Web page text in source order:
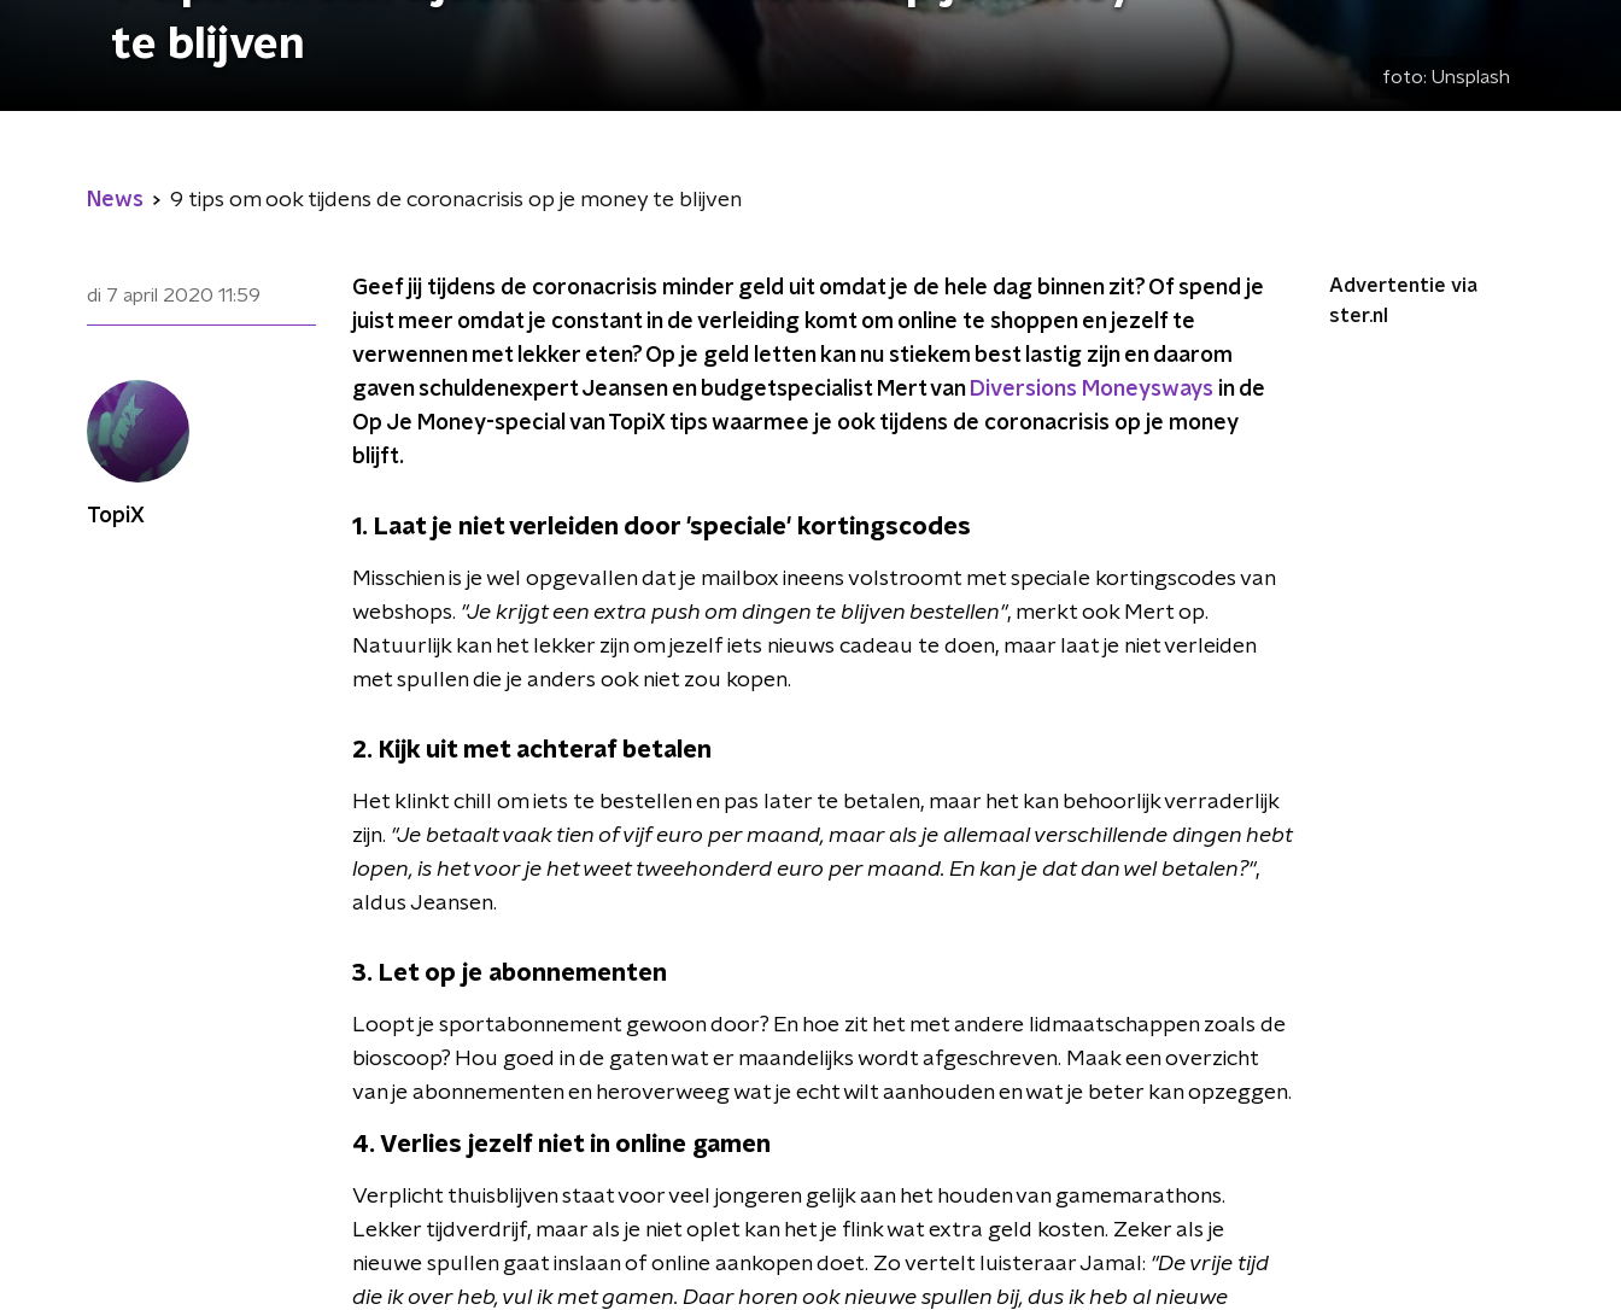
te blijven
foto: Unsplash
News 9 tips om ook tijdens de coronacrisis op je money te blijven
di 7 april 2020 11:59
Geef jij tijdens de coronacrisis minder geld uit omdat je de hele dag binnen zit? Of spend je
juist meer omdat je constant in de verleiding komt om online te shoppen en jezelf te
verwennen met lekker eten? Op je geld letten kan nu stiekem best lastig zijn en daarom
gaven schuldenexpert Jeansen en budgetspecialist Mert van Diversions Moneysways in de
Op Je Money-special van TopiX tips waarmee je ook tijdens de coronacrisis op je money
blijft.
1. Laat je niet verleiden door 'speciale' kortingscodes
Misschien is je wel opgevallen dat je mailbox ineens volstroomt met speciale kortingscodes van
webshops. "Je krijgt een extra push om dingen te blijven bestellen", merkt ook Mert op.
Natuurlijk kan het lekker zijn om jezelf iets nieuws cadeau te doen, maar laat je niet verleiden
met spullen die je anders ook niet zou kopen.
2. Kijk uit met achteraf betalen
Het klinkt chill om iets te bestellen en pas later te betalen, maar het kan behoorlijk verraderlijk
zijn. "Je betaalt vaak tien of vijf euro per maand, maar als je allemaal verschillende dingen hebt
lopen, is het voor je het weet tweehonderd euro per maand. En kan je dat dan wel betalen?",
aldus Jeansen.
3. Let op je abonnementen
Loopt je sportabonnement gewoon door? En hoe zit het met andere lidmaatschappen zoals de
bioscoop? Hou goed in de gaten wat er maandelijks wordt afgeschreven. Maak een overzicht
van je abonnementen en heroverweeg wat je echt wilt aanhouden en wat je beter kan opzeggen.
4. Verlies jezelf niet in online gamen
Verplicht thuisblijven staat voor veel jongeren gelijk aan het houden van gamemarathons.
Lekker tijdverdrijf, maar als je niet oplet kan het je flink wat extra geld kosten. Zeker als je
nieuwe spullen gaat inslaan of online aankopen doet. Zo vertelt luisteraar Jamal: "De vrije tijd
die ik over heb, vul ik met gamen. Daar horen ook nieuwe spullen bij, dus ik heb al nieuwe
Advertentie via
ster.nl
TopiX